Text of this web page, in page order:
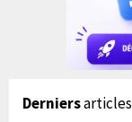
Derniersarticles